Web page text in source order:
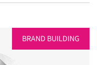
BRAND BUILDING